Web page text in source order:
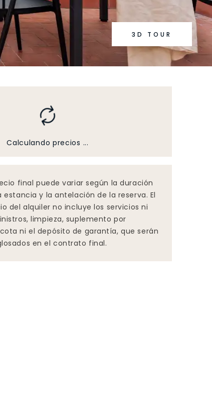
3D TOUR
Calculando precios ...
final puede variar según la duración
estancia y la antelación de la reserva. El
del alquiler no incluye los servicios ni
limpieza, suplemento por
ni el depósito de garantía, que serán
en el contrato final.